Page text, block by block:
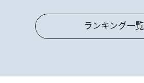
ランキング一覧